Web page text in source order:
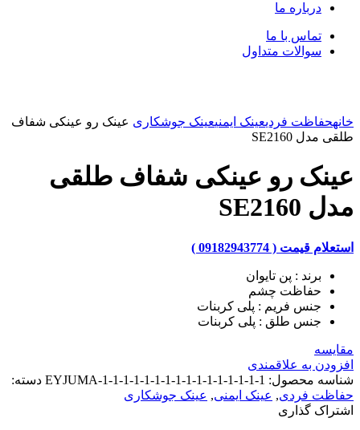
درباره ما
تماس با ما
سوالات متداول
خانهحفاظت فردیعینک ایمنیعینک جوشکاری عینک رو عینکی شفاف
طلقی مدل SE2160
عینک رو عینکی شفاف طلقی
مدل SE2160
استعلام قیمت ( 09182943774 )
برند : پن تایوان
حفاظت چشم
جنس فریم : پلی کربنات
جنس طلق : پلی کربنات
مقایسه
افزودن به علاقمندی
شناسه محصول: EYJUMA-1-1-1-1-1-1-1-1-1-1-1-1-1-1-1-1 دسته:
حفاظت فردی, عینک ایمنی, عینک جوشکاری
اشتراک گذاری